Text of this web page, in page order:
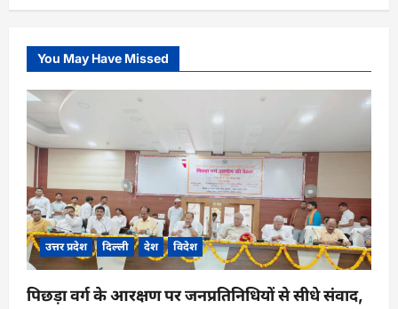
You May Have Missed
उत्तर प्रदेश दिल्ली देश विदेश
पिछड़ा वर्ग के आरक्षण पर जनप्रतिनिधियों से सीधे संवाद,